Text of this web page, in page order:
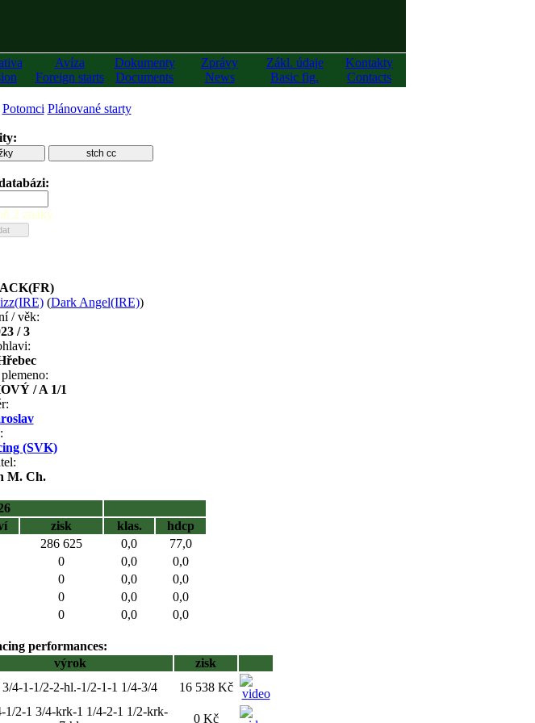
Avíza
Foreign starts
Dokumenty
Documents
Zprávy
News
Zákl. údaje
Basic fig.
Kontakty
Contacts
Potomci Plánované starty
stch cc
2 znaky
(Dark Angel(IRE))
/ věk:
/ 3
/ A 1/1
(SVK)
M. Ch.
zisk klas.
hdcp
286 625 0,0
77,0
0 0,0
0,0
0 0,0
0,0
0 0,0
0,0
0 0,0 0,0
performances:
výrok
zisk
3/4-1-1/2-2-hl.-1/2-1-1 1/4-3/4 16 538 Kč
1/2-1 3/4-krk-1 1/4-2-1 1/2-krk-
0 Kč